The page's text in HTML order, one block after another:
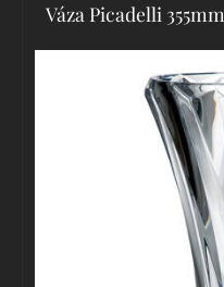
Váza Picadelli 355mm